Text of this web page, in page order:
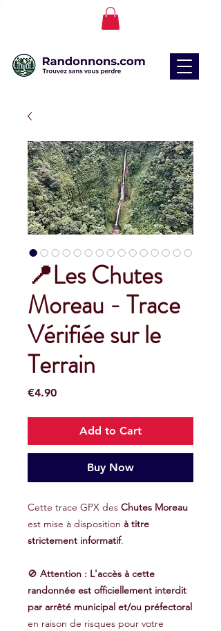
📍Les Chutes
Moreau - Trace
Vérifiée sur le
Terrain
€4.90Price
Add to Cart
Buy Now
Cette trace GPX des Chutes Moreau
est mise à disposition à titre
strictement informatif.
🚫 Attention : L'accès à cette
randonnée est officiellement interdit
par arrêté municipal et/ou préfectoral
en raison de risques pour votre